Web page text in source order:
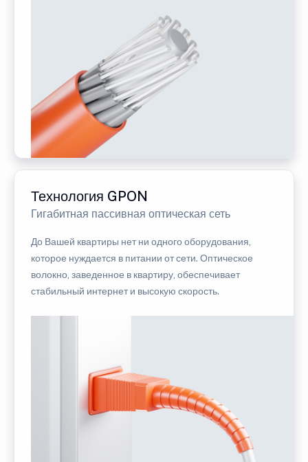
Технология GPON
Гигабитная пассивная оптическая сеть
До Вашей квартиры нет ни одного оборудования,
которое нуждается в питании от сети. Оптическое
волокно, заведенное в квартиру, обеспечивает
стабильный интернет и высокую скорость.